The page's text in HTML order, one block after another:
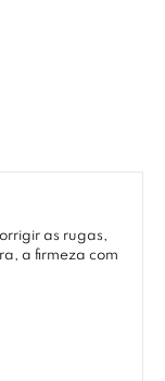
as rugas,
a firmeza com